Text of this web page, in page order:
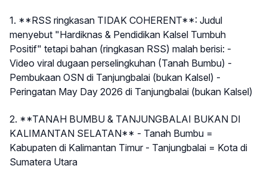
1. **RSS ringkasan TIDAK COHERENT**: Judul
menyebut "Hardiknas & Pendidikan Kalsel Tumbuh
Positif" tetapi bahan (ringkasan RSS) malah berisi: -
Video viral dugaan perselingkuhan (Tanah Bumbu) -
Pembukaan OSN di Tanjungbalai (bukan Kalsel) -
Peringatan May Day 2026 di Tanjungbalai (bukan Kalsel)
2. **TANAH BUMBU & TANJUNGBALAI BUKAN DI
KALIMANTAN SELATAN** - Tanah Bumbu =
Kabupaten di Kalimantan Timur - Tanjungbalai = Kota di
Sumatera Utara